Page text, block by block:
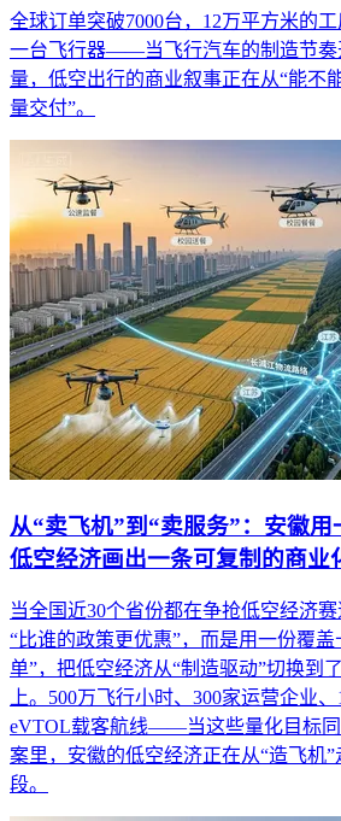
全球订单突破7000台，12万平方米的
一台飞行器——当飞行汽车的制造节奏
量，低空出行的商业叙事正在从“能不
量交付”。
从“卖飞机”到“卖服务”：安徽用
低空经济画出一条可复制的商业
当全国近30个省份都在争抢低空经济
“比谁的政策更优惠”，而是用一份覆
单”，把低空经济从“制造驱动”切换到
上。500万飞行小时、300家运营企业
eVTOL载客航线——当这些量化目标
案里，安徽的低空经济正在从“造飞机”
段。